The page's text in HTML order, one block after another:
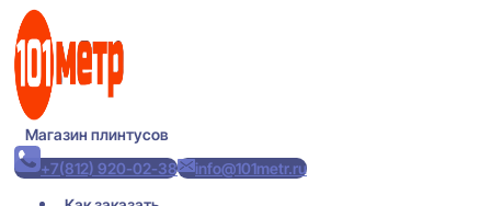
Перейти
содержимому
Магазин плинтусов
+7(812) 920-02-38
info@101metr.ru